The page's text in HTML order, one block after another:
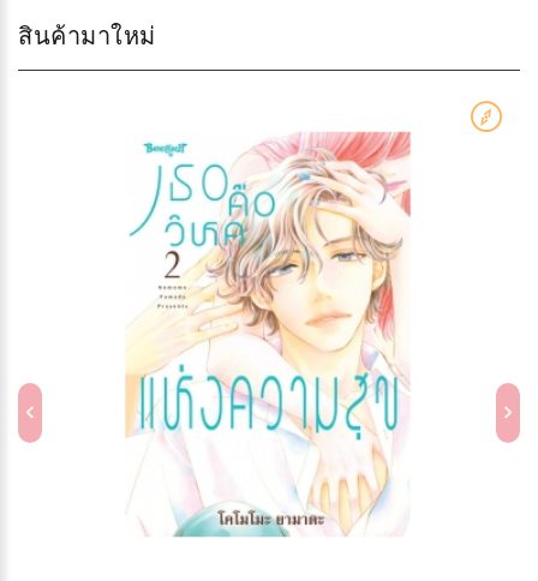
สินค้ามาใหม่